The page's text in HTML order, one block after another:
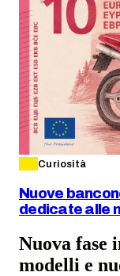
Curiosità
Nuove
dedicate alle
Nuova fase
modelli e